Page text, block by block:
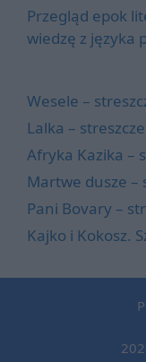
Przegląd epok
wiedzę z języka
Wesele –
Lalka –
Afryka Kazika –
Martwe dusze –
Pani Bovary –
Kajko i Kokosz.